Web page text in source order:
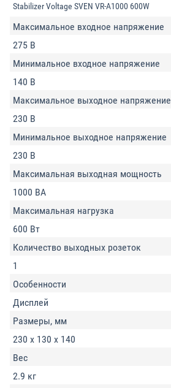
Stabilizer Voltage SVEN VR-A1000 600W
Максимальное входное напряжение
275 В
Минимальное входное напряжение
140 В
Максимальное выходное напряжение
230 В
Минимальное выходное напряжение
230 В
Максимальная выходная мощность
1000 ВА
Максимальная нагрузка
600 Вт
Количество выходных розеток
1
Особенности
Дисплей
Размеры, мм
230 x 130 x 140
Вес
2.9 кг